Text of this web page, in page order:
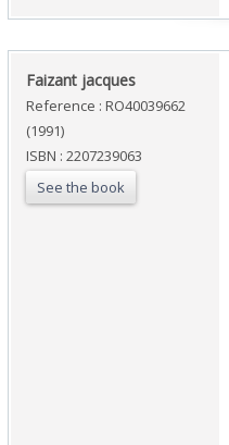
‎Faizant jacques‎
Reference : RO40039662
(1991)
ISBN : 2207239063
See the book